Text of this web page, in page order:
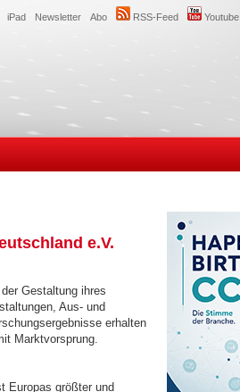
Youtube
RSS-Feed
Abo
Newsletter
iPad
e.V.
Gestaltung ihres
Aus- und
erhalten
Marktvorsprung.
Europas größter und